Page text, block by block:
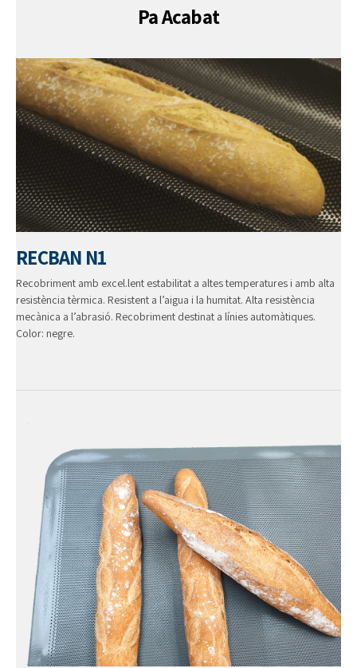
Pa Acabat
RECBAN N1
Recobriment amb excel.lent estabilitat a altes temperatures i amb alta
resistència tèrmica. Resistent a l’aigua i la humitat. Alta resistència
mecànica a l’abrasió. Recobriment destinat a línies automàtiques.
Color: negre.